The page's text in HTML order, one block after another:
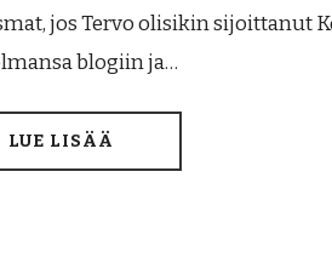
jos Tervo olisikin sijoittanut
blogiin ja…
LUE LISÄÄ